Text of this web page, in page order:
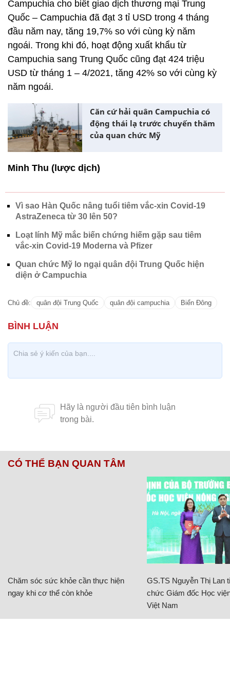
Campuchia cho biết giao dịch thương mại Trung
Quốc – Campuchia đã đạt 3 tỉ USD trong 4 tháng
đầu năm nay, tăng 19,7% so với cùng kỳ năm
ngoái. Trong khi đó, hoạt động xuất khẩu từ
Campuchia sang Trung Quốc cũng đạt 424 triệu
USD từ tháng 1 – 4/2021, tăng 42% so với cùng kỳ
năm ngoái.
Căn cứ hải quân Campuchia có
động thái lạ trước chuyến thăm
của quan chức Mỹ
Minh Thu (lược dịch)
Vì sao Hàn Quốc nâng tuổi tiêm vắc-xin Covid-19
AstraZeneca từ 30 lên 50?
Loạt lính Mỹ mắc biến chứng hiếm gặp sau tiêm
vắc-xin Covid-19 Moderna và Pfizer
Quan chức Mỹ lo ngại quân đội Trung Quốc hiện
diện ở Campuchia
Chủ đề: quân đội Trung Quốc quân đội campuchia Biển Đông
CÓ THỂ BẠN QUAN TÂM
Chăm sóc sức khỏe cần thực hiện
ngay khi cơ thể còn khỏe
GS.TS Nguyễn Thị Lan
chức Giám đốc Học
Việt Nam